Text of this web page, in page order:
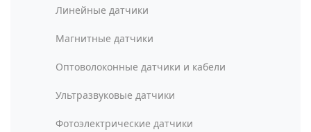
Линейные датчики
Магнитные датчики
Оптоволоконные датчики и кабели
Ультразвуковые датчики
Фотоэлектрические датчики